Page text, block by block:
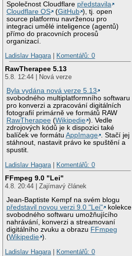
Společnost Cloudflare představila
Cloudflare OS
(GitHub ), tj. open
source platformu navrženou pro
integraci umělé inteligence (agentů)
přímo do pracovních procesů
organizací.
Ladislav Hagara| Komentářů: 0
RawTherapee 5.13
5.8. 12:44 | Nová verze
Byla vydána nová verze 5.13
svobodného multiplatformního softwaru
pro konverzi a zpracování digitálních
fotografií primárně ve formátů RAW
RawTherapee (Wikipedie ). Vedle
zdrojových kódů je k dispozici také
balíček ve formátuAppImage . Stačí jej
stáhnout, nastavit právo ke spuštění a
spustit.
Ladislav Hagara| Komentářů: 0
FFmpeg 9.0 "Lei"
4.8. 20:44 | Zajímavý článek
Jean-Baptiste Kempf na svém blogu
představil novou verzi 9.0 "Lei"
kolekce
svobodného softwaru umožňujícího
nahrávání, konverzi a streamovaní
digitálního zvuku a obrazu FFmpeg
(Wikipedie ).
Ladislav Hagara| Komentářů: 0